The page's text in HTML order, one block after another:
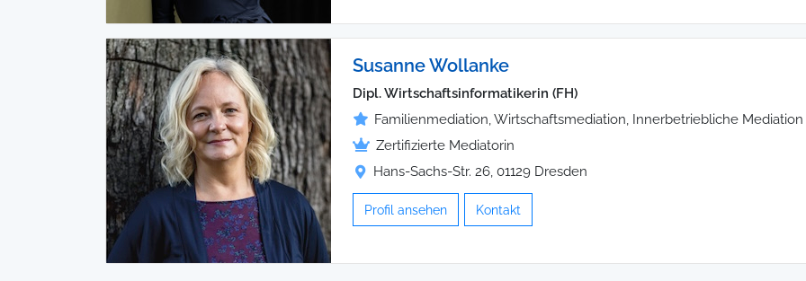
Susanne Wollanke
Dipl. Wirtschaftsinformatikerin (FH)
Familienmediation, Wirtschaftsmediation, Innerbetriebliche Mediation
Zertifizierte Mediatorin
Hans-Sachs-Str. 26, 01129 Dresden
Profil ansehen Kontakt